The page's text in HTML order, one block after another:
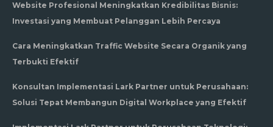
Website Profesional Meningkatkan Kredibilitas Bisnis:
Investasi yang Membuat Pelanggan Lebih Percaya
Cara Meningkatkan Traffic Website Secara Organik yang
Terbukti Efektif
Konsultan Implementasi Lark Partner untuk Perusahaan:
Solusi Tepat Membangun Digital Workplace yang Efektif